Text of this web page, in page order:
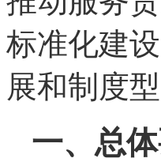
标准化建
展和制度
一、总